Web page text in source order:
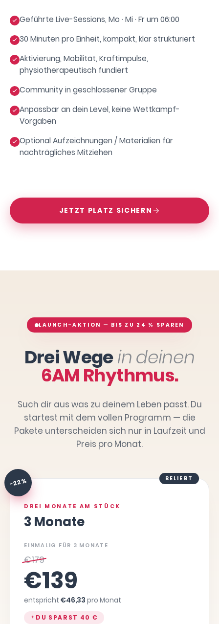
Geführte Live-Sessions, Mo · Mi · Fr um 06:00
30 Minuten pro Einheit, kompakt, klar strukturiert
Aktivierung, Mobilität, Kraftimpulse,
physiotherapeutisch fundiert
Community in geschlossener Gruppe
Anpassbar an dein Level, keine Wettkampf-
Vorgaben
Optional Aufzeichnungen / Materialien für
nachträgliches Mitziehen
JETZT PLATZ SICHERN
LAUNCH-AKTION — BIS ZU 24 % SPAREN
Drei Wegein deinen
6AM Rhythmus.
Such dir aus was zu deinem Leben passt. Du
startest mit dem vollen Programm — die
Pakete unterscheiden sich nur in Laufzeit und
Preis pro Monat.
-22 % BELIEBT
DREI MONATE AM STÜCK
3 Monate
EINMALIG FÜR 3 MONATE
€179
€139
entspricht €46,33 pro Monat
DU SPARST 40 €